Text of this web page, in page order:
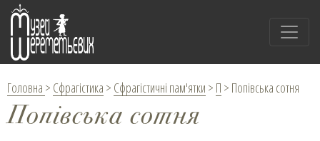
Головна > Сфрагістика > Сфрагістичні пам'ятки > П > Попівська сотня
Попівська сотня